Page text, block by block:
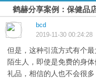
鹤赫分享案例：保健品
bcd
2019-11-30 00:24:28
但是，这种引流方式有个
陌生人，即使是免费的身
礼品，相信的人也不会很多